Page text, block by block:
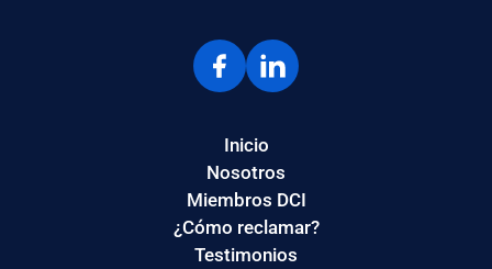
Inicio
Nosotros
Miembros DCI
¿Cómo reclamar?
Testimonios